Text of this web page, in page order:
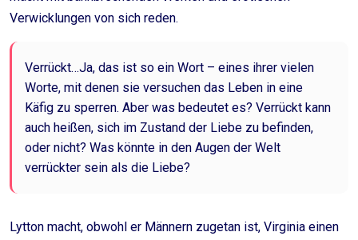
Verwicklungen von sich reden.
Verrückt…Ja, das ist so ein Wort – eines ihrer vielen
Worte, mit denen sie versuchen das Leben in eine
Käfig zu sperren. Aber was bedeutet es? Verrückt kann
auch heißen, sich im Zustand der Liebe zu befinden,
oder nicht? Was könnte in den Augen der Welt
verrückter sein als die Liebe?
Lytton macht, obwohl er Männern zugetan ist, Virginia einen